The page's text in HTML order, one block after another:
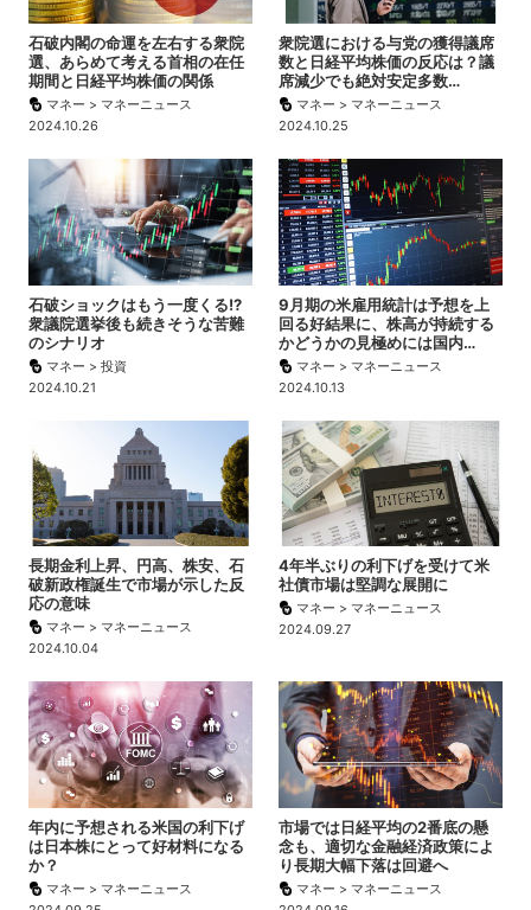
石破内閣の命運を左右する衆院
選、あらめて考える首相の在任
期間と日経平均株価の関係
マネー > マネーニュース
2024.10.26
衆院選における与党の獲得議席
数と日経平均株価の反応は？議
席減少でも絶対安定多数…
マネー > マネーニュース
2024.10.25
石破ショックはもう一度くる!?
衆議院選挙後も続きそうな苦難
のシナリオ
マネー > 投資
2024.10.21
9月期の米雇用統計は予想を上
回る好結果に、株高が持続する
かどうかの見極めには国内…
マネー > マネーニュース
2024.10.13
長期金利上昇、円高、株安、石
破新政権誕生で市場が示した反
応の意味
マネー > マネーニュース
2024.10.04
4年半ぶりの利下げを受けて米
社債市場は堅調な展開に
マネー > マネーニュース
2024.09.27
年内に予想される米国の利下げ
は日本株にとって好材料になる
か？
マネー > マネーニュース
市場では日経平均の2番底の懸
念も、適切な金融経済政策によ
り長期大幅下落は回避へ
マネー > マネーニュース